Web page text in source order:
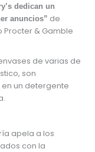
dedican un
anuncios” de
Procter & Gamble
de varias de
son
un detergente
apela a los
con la